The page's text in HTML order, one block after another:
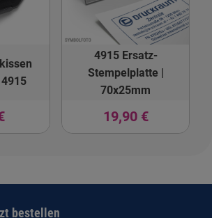
4915 Ersatz-
Stempelplatte |
70x25mm
19,90 €
bestellen